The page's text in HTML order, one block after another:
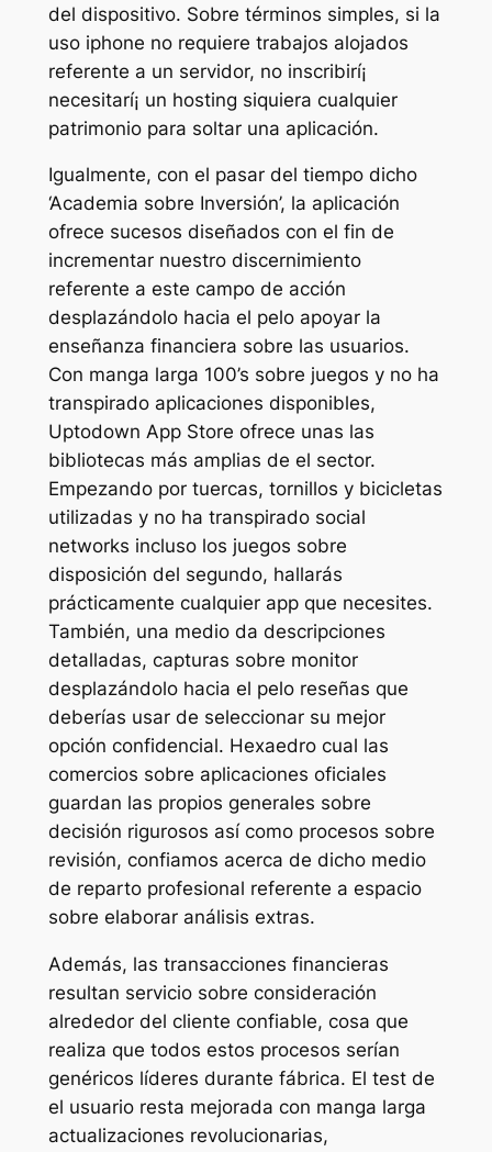
del dispositivo. Sobre términos simples, si la
uso iphone no requiere trabajos alojados
referente a un servidor, no inscribirí¡
necesitarí¡ un hosting siquiera cualquier
patrimonio para soltar una aplicación.
Igualmente, con el pasar del tiempo dicho
‘Academia sobre Inversión’, la aplicación
ofrece sucesos diseñados con el fin de
incrementar nuestro discernimiento
referente a este campo de acción
desplazándolo hacia el pelo apoyar la
enseñanza financiera sobre las usuarios.
Con manga larga 100’s sobre juegos y no ha
transpirado aplicaciones disponibles,
Uptodown App Store ofrece unas las
bibliotecas más amplias de el sector.
Empezando por tuercas, tornillos y bicicletas
utilizadas y no ha transpirado social
networks incluso los juegos sobre
disposición del segundo, hallarás
prácticamente cualquier app que necesites.
También, una medio da descripciones
detalladas, capturas sobre monitor
desplazándolo hacia el pelo reseñas que
deberías usar de seleccionar su mejor
opción confidencial. Hexaedro cual las
comercios sobre aplicaciones oficiales
guardan las propios generales sobre
decisión rigurosos así­ como procesos sobre
revisión, confiamos acerca de dicho medio
de reparto profesional referente a espacio
sobre elaborar análisis extras.
Además, las transacciones financieras
resultan servicio sobre consideración
alrededor del cliente confiable, cosa que
realiza que todos estos procesos serían
genéricos líderes durante fábrica. El test de
el usuario resta mejorada con manga larga
actualizaciones revolucionarias,